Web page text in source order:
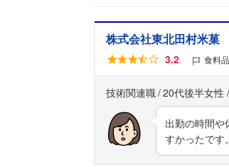
株式会社東北田村米菓
3.2 食料品
技術関連職 20代後半女性
出勤の時間や
すかったで